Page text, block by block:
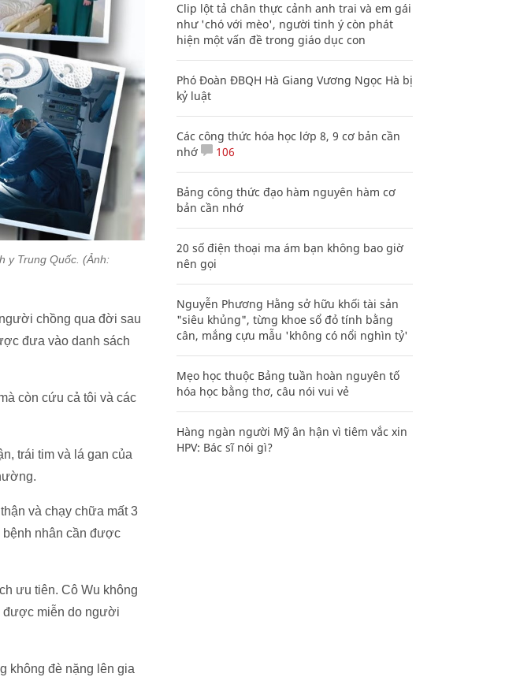
y Trung Quốc. (Ảnh:
chồng qua đời sau
đưa vào danh sách
còn cứu cả tôi và các
trái tim và lá gan của
và chạy chữa mất 3
bệnh nhân cần được
ưu tiên. Cô Wu không
được miễn do người
không đè nặng lên gia
Clip lột tả chân thực cảnh anh trai và em gái
như 'chó với mèo', người tinh ý còn phát
hiện một vấn đề trong giáo dục con
Phó Đoàn ĐBQH Hà Giang Vương Ngọc Hà bị
kỷ luật
Các công thức hóa học lớp 8, 9 cơ bản cần
nhớ
106
Bảng công thức đạo hàm nguyên hàm cơ
bản cần nhớ
20 số điện thoại ma ám bạn không bao giờ
nên gọi
Nguyễn Phương Hằng sở hữu khối tài sản
"siêu khủng", từng khoe sổ đỏ tính bằng
cân, mắng cựu mẫu 'không có nổi nghìn tỷ'
Mẹo học thuộc Bảng tuần hoàn nguyên tố
hóa học bằng thơ, câu nói vui vẻ
Hàng ngàn người Mỹ ân hận vì tiêm vắc xin
HPV: Bác sĩ nói gì?